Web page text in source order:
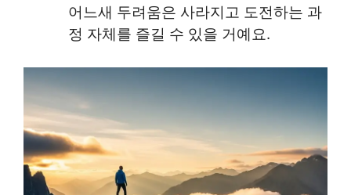
어느새 두려움은 사라지고 도전하는 과
정 자체를 즐길 수 있을 거예요.